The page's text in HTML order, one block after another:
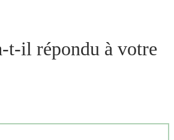
t-il répondu à votre